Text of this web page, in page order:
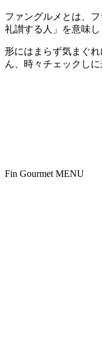
ファングルメとは、
礼讃する人」を意味し
形にはまらず気まぐ
ん、時々チェックしに
Fin Gourmet MENU